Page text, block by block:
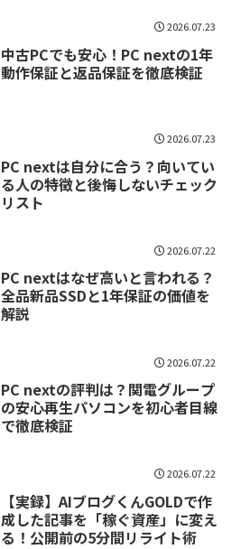
2026.07.23
中古PCでも安心！PC nextの1年
動作保証と返品保証を徹底検証
2026.07.23
PC nextは自分に合う？向いてい
る人の特徴と後悔しないチェック
リスト
2026.07.22
PC nextはなぜ高いと言われる？
全品新品SSDと1年保証の価値を
解説
2026.07.22
PC nextの評判は？関電グループ
の安心再生パソコンを初心者目線
で徹底検証
2026.07.22
【実録】AIブログくんGOLDで作
成した記事を「稼ぐ資産」に変え
る！公開前の5分間リライト術